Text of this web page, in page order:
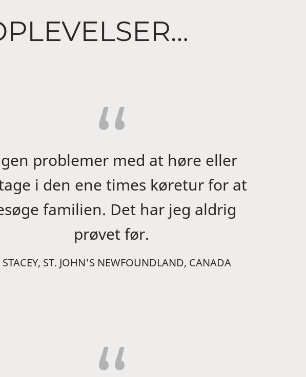
problemer med at høre eller
i den ene times køretur for at
familien. Det har jeg aldrig
prøvet før.
STACEY, ST. JOHN'S NEWFOUNDLAND, CANADA